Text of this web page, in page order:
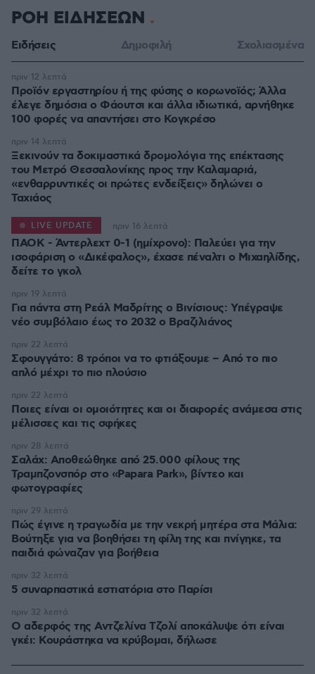
ΡΟΗ ΕΙΔΗΣΕΩΝ
Ειδήσεις Δημοφιλή Σχολιασμένα
Προϊόν εργαστηρίου ή της φύσης ο κορωνοϊός; Άλλα
έλεγε δημόσια ο Φάουτσι και άλλα ιδιωτικά, αρνήθηκε
100 φορές να απαντήσει στο Κογκρέσο
πριν 12 λεπτά
Ξεκινούν τα δοκιμαστικά δρομολόγια της επέκτασης
του Μετρό Θεσσαλονίκης προς την Καλαμαριά,
«ενθαρρυντικές οι πρώτες ενδείξεις» δηλώνει ο
Ταχιάος
πριν 14 λεπτά
ΠΑΟΚ - Άντερλεχτ 0-1 (ημίχρονο): Παλεύει για την
ισοφάριση ο «Δικέφαλος», έχασε πέναλτι ο Μιχαηλίδης,
LIVE UPDATE πριν 16 λεπτά
Για πάντα στη Ρεάλ Μαδρίτης ο Βινίσιους: Yπέγραψε
νέο συμβόλαιο έως το 2032 ο Βραζιλιάνος
πριν 19 λεπτά
Σφουγγάτο: 8 τρόποι να το φτιάξουμε – Από το πιο
απλό μέχρι το πιο πλούσιο
πριν 22 λεπτά
Ποιες είναι οι ομοιότητες και οι διαφορές ανάμεσα στις
μέλισσες και τις σφήκες
πριν 22 λεπτά
Σαλάχ: Αποθεώθηκε από 25.000 φίλους της
Τραμπζονσπόρ στο «Papara Park», βίντεο και
φωτογραφίες
πριν 28 λεπτά
Πώς έγινε η τραγωδία με την νεκρή μητέρα στα Μάλια:
Βούτηξε για να βοηθήσει τη φίλη της και πνίγηκε, τα
παιδιά φώναζαν για βοήθεια
πριν 29 λεπτά
5 συναρπαστικά εστιατόρια στο Παρίσι
πριν 32 λεπτά
Ο αδερφός της Αντζελίνα Τζολί αποκάλυψε ότι είναι
γκέι: Κουράστηκα να κρύβομαι, δήλωσε
πριν 32 λεπτά